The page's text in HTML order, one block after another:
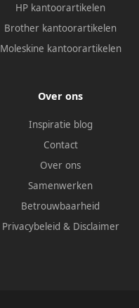
HP kantoorartikelen
Brother kantoorartikelen
Moleskine kantoorartikelen
Over ons
Inspiratie blog
Contact
Over ons
Samenwerken
Betrouwbaarheid
Privacybeleid & Disclaimer